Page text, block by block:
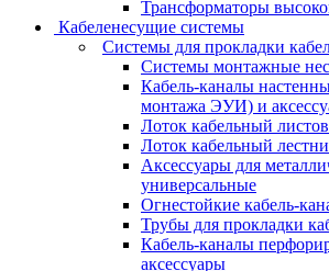
Трансформаторы
Кабеленесущие системы
Системы для прокладки
Системы монтажные
Кабель-каналы
монтажа ЭУИ) и
Лоток кабельный
Лоток кабельный
Аксессуары для
универсальные
Огнестойкие кабель-
Трубы для прокладки
Кабель-каналы
аксессуары